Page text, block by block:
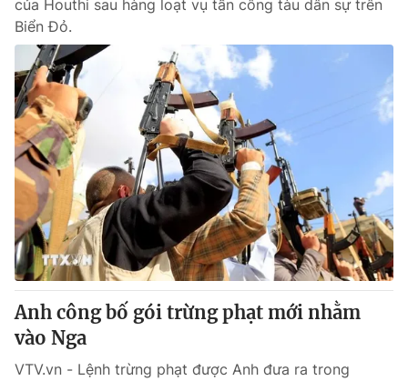
của Houthi sau hàng loạt vụ tấn công tàu dân sự trên
Biển Đỏ.
Anh công bố gói trừng phạt mới nhằm
vào Nga
VTV.vn - Lệnh trừng phạt được Anh đưa ra trong